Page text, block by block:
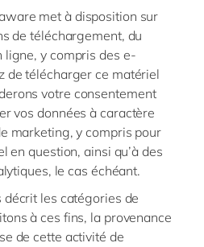
met à disposition sur
de téléchargement, du
y compris des e-
de télécharger ce matériel
votre consentement
vos données à caractère
marketing, y compris pour
en question, ainsi qu’à des
le cas échéant.
les catégories de
à ces fins, la provenance
de cette activité de